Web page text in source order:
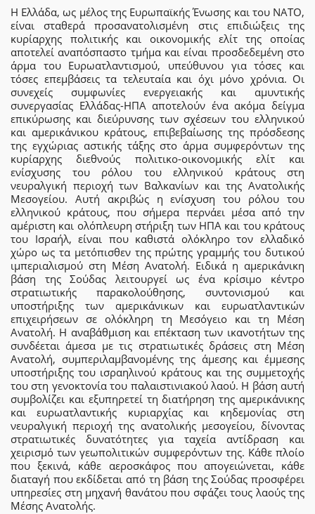
Η Ελλάδα, ως μέλος της Ευρωπαϊκής Ένωσης και του ΝΑΤΟ,
είναι σταθερά προσανατολισμένη στις επιδιώξεις της
κυρίαρχης πολιτικής και οικονομικής ελίτ της οποίας
αποτελεί αναπόσπαστο τμήμα και είναι προσδεδεμένη στο
άρμα του Ευρωατλαντισμού, υπεύθυνου για τόσες και
τόσες επεμβάσεις τα τελευταία και όχι μόνο χρόνια. Οι
συνεχείς συμφωνίες ενεργειακής και αμυντικής
συνεργασίας Ελλάδας-ΗΠΑ αποτελούν ένα ακόμα δείγμα
επικύρωσης και διεύρυνσης των σχέσεων του ελληνικού
και αμερικάνικου κράτους, επιβεβαίωσης της πρόσδεσης
της εγχώριας αστικής τάξης στο άρμα συμφερόντων της
κυρίαρχης διεθνούς πολιτικο-οικονομικής ελίτ και
ενίσχυσης του ρόλου του ελληνικού κράτους στη
νευραλγική περιοχή των Βαλκανίων και της Ανατολικής
Μεσογείου. Αυτή ακριβώς η ενίσχυση του ρόλου του
ελληνικού κράτους, που σήμερα περνάει μέσα από την
αμέριστη και ολόπλευρη στήριξη των ΗΠΑ και του κράτους
του Ισραήλ, είναι που καθιστά ολόκληρο τον ελλαδικό
χώρο ως τα μετόπισθεν της πρώτης γραμμής του δυτικού
ιμπεριαλισμού στη Μέση Ανατολή. Ειδικά η αμερικάνικη
βάση της Σούδας λειτουργεί ως ένα κρίσιμο κέντρο
στρατιωτικής παρακολούθησης, συντονισμού και
υποστήριξης των αμερικάνικων και ευρωατλαντικών
επιχειρήσεων σε ολόκληρη τη Μεσόγειο και τη Μέση
Ανατολή. Η αναβάθμιση και επέκταση των ικανοτήτων της
συνδέεται άμεσα με τις στρατιωτικές δράσεις στη Μέση
Ανατολή, συμπεριλαμβανομένης της άμεσης και έμμεσης
υποστήριξης του ισραηλινού κράτους και της συμμετοχής
του στη γενοκτονία του παλαιστινιακού λαού. Η βάση αυτή
συμβολίζει και εξυπηρετεί τη διατήρηση της αμερικάνικης
και ευρωατλαντικής κυριαρχίας και κηδεμονίας στη
νευραλγική περιοχή της ανατολικής μεσογείου, δίνοντας
στρατιωτικές δυνατότητες για ταχεία αντίδραση και
χειρισμό των γεωπολιτικών συμφερόντων της. Κάθε πλοίο
που ξεκινά, κάθε αεροσκάφος που απογειώνεται, κάθε
διαταγή που εκδίδεται από τη βάση της Σούδας προσφέρει
υπηρεσίες στη μηχανή θανάτου που σφάζει τους λαούς της
Μέσης Ανατολής.